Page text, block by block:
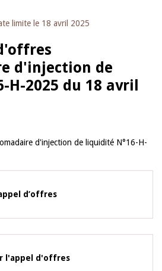
limite le 18 avril 2025
d'injection de
H-2025 du 18 avril
d'injection de liquidité N°16-H-
d’offres
l'appel d'offres